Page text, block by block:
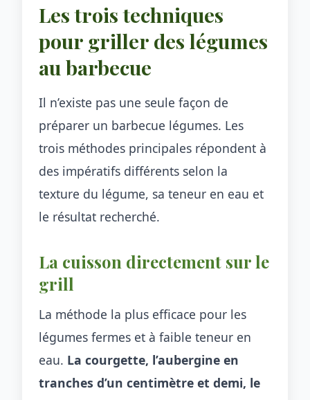
Les trois techniques
pour griller des légumes
au barbecue
Il n’existe pas une seule façon de
préparer un barbecue légumes. Les
trois méthodes principales répondent à
des impératifs différents selon la
texture du légume, sa teneur en eau et
le résultat recherché.
La cuisson directement sur le
grill
La méthode la plus efficace pour les
légumes fermes et à faible teneur en
eau. La courgette, l’aubergine en
tranches d’un centimètre et demi, le